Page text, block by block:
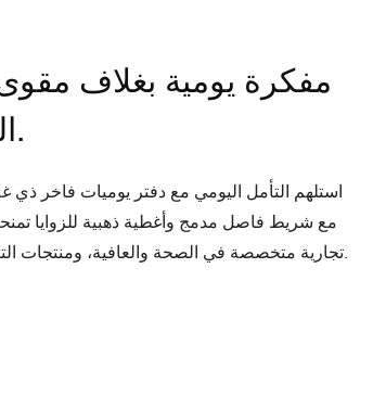
مفكرة يومية بغلاف
الذات، مع فاصل كتاب من الشريط.
استلهم التأمل اليومي مع دفتر يوميات فاخر
مع شريط فاصل مدمج وأغطية ذهبية للزوايا